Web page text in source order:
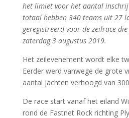
het limiet voor het aantal
totaal hebben 340 teams uit 27
geregistreerd voor de zeilrace
zaterdag 3 augustus 2019.
Het zeilevenement wordt elke
Eerder werd vanwege de grote
aantal jachten verhoogd van
De race start vanaf het eiland
rond de Fastnet Rock richting